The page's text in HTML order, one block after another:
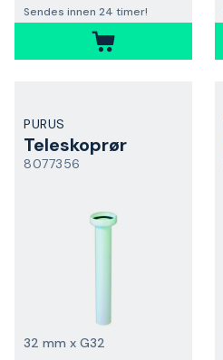
Sendes innen 24 timer!
PURUS
Teleskoprør
8077356
32 mm x G32